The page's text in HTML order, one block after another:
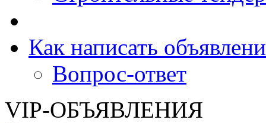
Как написать
Вопрос-ответ
VIP-ОБЪЯВЛЕНИЯ